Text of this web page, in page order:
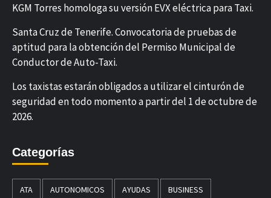
KGM Torres homologa su versión EVX eléctrica para Taxi.
Santa Cruz de Tenerife. Convocatoria de pruebas de
aptitud para la obtención del Permiso Municipal de
Conductor de Auto-Taxi.
Los taxistas estarán obligados a utilizar el cinturón de
seguridad en todo momento a partir del 1 de octubre de
2026.
Categorías
ATA AUTONOMICOS AYUDAS BUSINESS